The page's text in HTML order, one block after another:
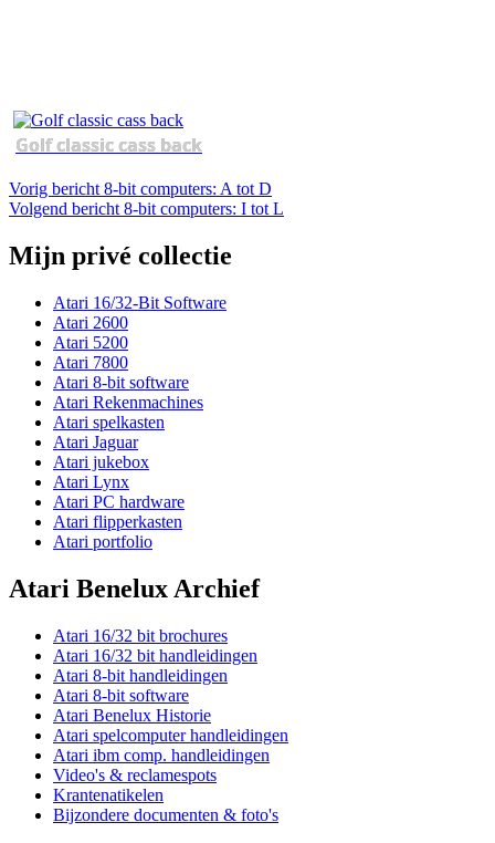
Golf classic cass back
Berichtnavigatie
Vorig
bericht
Vorig bericht 8-bit computers: A tot D
Volgend
Volgend bericht 8-bit computers: I tot L
Mijn privé collectie
Atari 16/32-Bit Software
Atari 2600
Atari 5200
Atari 7800
Atari 8-bit software
Atari Rekenmachines
Atari spelkasten
Atari Jaguar
Atari jukebox
Atari Lynx
Atari PC hardware
Atari flipperkasten
Atari portfolio
Atari Benelux Archief
Atari 16/32 bit brochures
Atari 16/32 bit handleidingen
Atari 8-bit handleidingen
Atari 8-bit software
Atari Benelux Historie
Atari spelcomputer handleidingen
Atari ibm comp. handleidingen
Video's & reclamespots
Krantenatikelen
Bijzondere documenten & foto's